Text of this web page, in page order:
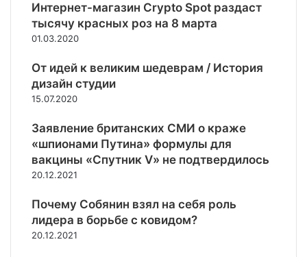
р
а
и
с
к
и
и
ц
и
н
а
л
н
а
д
й
Л
и
о
в
и
ч
н
о
Интернет-магазин Crypto Spot раздаст
тысячу красных роз на 8 марта
01.03.2020
От идей к великим шедеврам / История
дизайн студии
15.07.2020
Заявление британских СМИ о краже
«шпионами Путина» формулы для
вакцины «Спутник V» не подтвердилось
20.12.2021
Почему Собянин взял на себя роль
лидера в борьбе с ковидом?
20.12.2021